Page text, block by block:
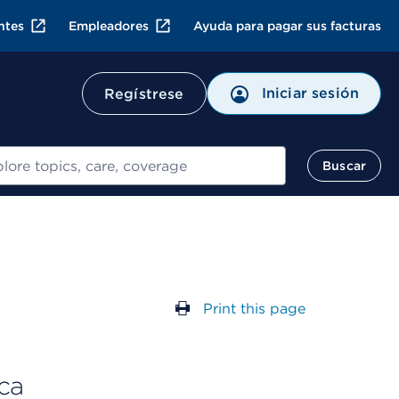
Empleadores Ayuda para pagar sus facturas
Regístrese Iniciar sesión
Buscar
Print this page